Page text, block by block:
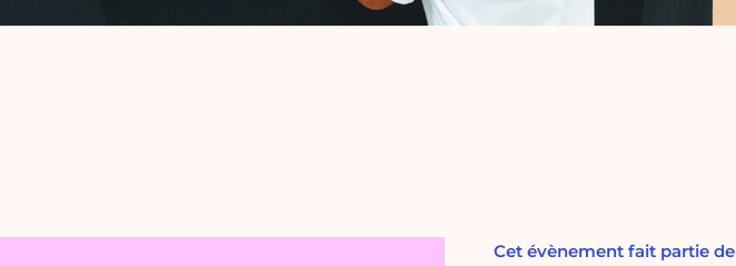
Cet évènement fait partie de